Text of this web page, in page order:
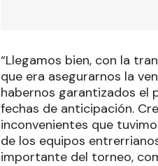
“Llegamos bien, con la
que era asegurarnos la
habernos garantizados el
fechas de anticipación.
inconvenientes que
de los equipos
importante del torneo,